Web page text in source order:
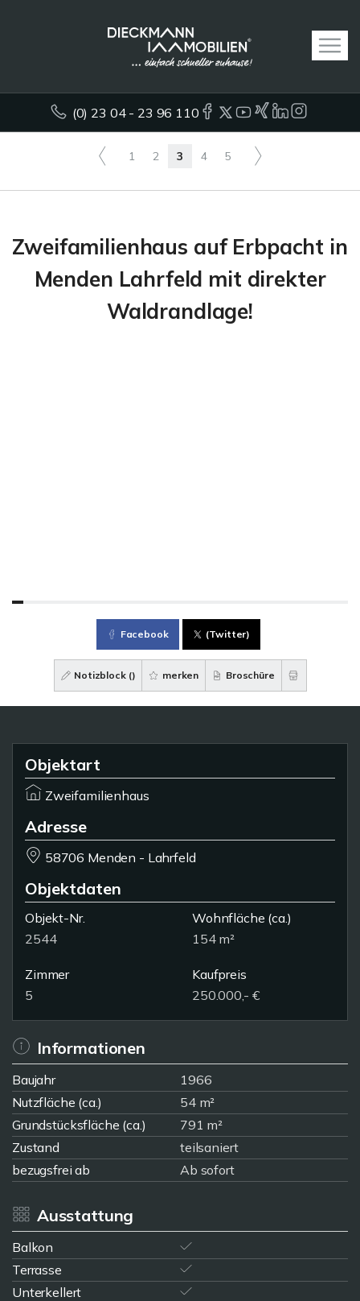
(0) 23 04 - 23 96 110
1 2 3 4 5
Zweifamilienhaus auf Erbpacht in
Menden Lahrfeld mit direkter
Waldrandlage!
Facebook (Twitter)
Notizblock () merken Broschüre
Objektart
Zweifamilienhaus
Adresse
58706 Menden - Lahrfeld
Objektdaten
Objekt-Nr.
2544
Wohnfläche (ca.)
154 m²
Zimmer
5
Kaufpreis
250.000,- €
Informationen
Baujahr
1966
Nutzfläche (ca.)
54 m²
Grundstücksfläche (ca.)
791 m²
Zustand
teilsaniert
bezugsfrei ab
Ab sofort
Ausstattung
Balkon
Terrasse
Unterkellert